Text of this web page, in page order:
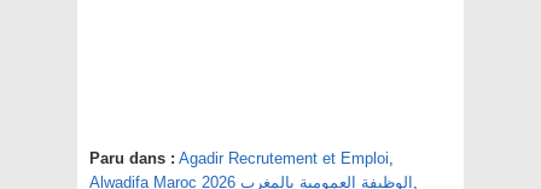
Paru dans : Agadir Recrutement et Emploi,
Alwadifa Maroc 2026 الوظيفة العمومية بالمغرب ,